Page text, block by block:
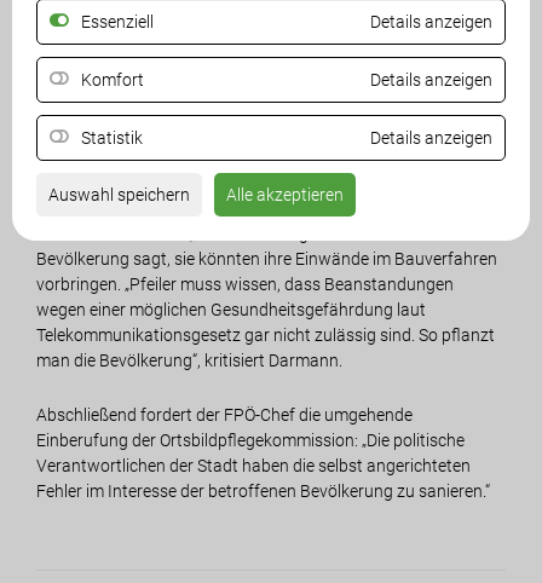
Essenziell Details anzeigen
Komfort Details anzeigen
Statistik Details anzeigen
Auswahl speichern Alle akzeptieren
Für ihn ist es unverständlich, dass der zuständige SPÖ-
Ortsbildpflegekommission einberufen hat. „Bevor überhaupt
eine Bauverhandlung stattfinden darf, sollten Architekten
prüfen, ob ein so riesiger Mast nicht das Orts- und
Landschaftsbild über Gebühr beeinträchtigt“, verlangt der
Kärntner FPÖ-Chef. „Wofür haben wir diese Experten?“
Bevölkerung sagt, sie könnten ihre Einwände im Bauverfahren
vorbringen. „Pfeiler muss wissen, dass Beanstandungen
wegen einer möglichen Gesundheitsgefährdung laut
Telekommunikationsgesetz gar nicht zulässig sind. So pflanzt
man die Bevölkerung“, kritisiert Darmann.
Abschließend fordert der FPÖ-Chef die umgehende
Einberufung der Ortsbildpflegekommission: „Die politische
Verantwortlichen der Stadt haben die selbst angerichteten
Fehler im Interesse der betroffenen Bevölkerung zu sanieren.“